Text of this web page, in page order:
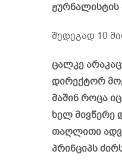
ჟურნალისტის
შედეგად 10
ცალკე
დირექტორ
მაშინ როცა
ხელ მივწერე
თაღლითი
პრინციპს